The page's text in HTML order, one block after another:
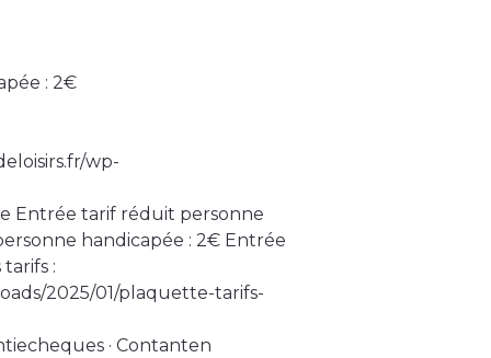
: 2€
wp-
Entrée tarif réduit personne
handicapée : 2€ Entrée
:
2025/01/plaquette-tarifs-
· Contanten